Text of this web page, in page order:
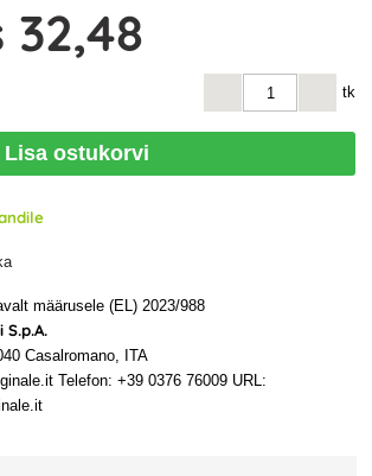
32,48
tk
Lisa ostukorvi
määrusele (EL) 2023/988
S.p.A.
Casalromano, ITA
Telefon: +39 0376 76009 URL: